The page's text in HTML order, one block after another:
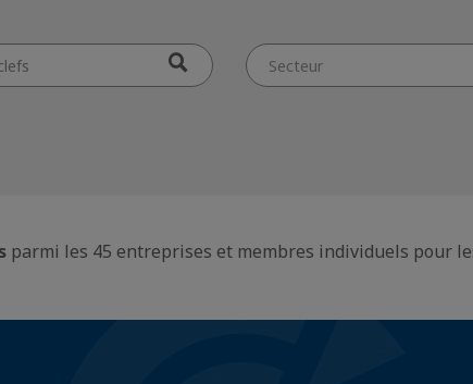
Secteur
parmi les 45 entreprises et membres individuels pour